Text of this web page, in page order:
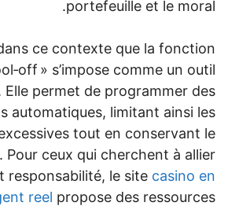
C’est
«
essentiel.
interruptions
sessions
plaisir du jeu.
excitation et
ligne